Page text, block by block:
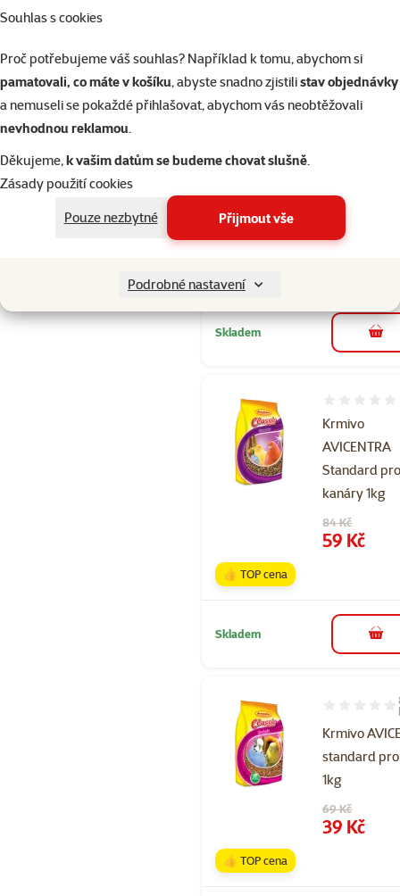
Souhlas s cookies
Proč potřebujeme váš souhlas? Například k tomu, abychom si
pamatovali, co máte v košíku, abyste snadno zjistilistav objednávky
a nemuseli se pokaždé přihlašovat, abychom vás neobtěžovali
nevhodnou reklamou.
Děkujeme,k vašim datům se budeme chovat slušně.
Zásady použití cookies
Pouze nezbytné
Přijmout vše
Podrobné nastavení
kanáry 500g
Cena
59 Kč
Skladem do
Krmivo
AVICENTRA
Standard
kanáry 1kg
Původní cena
84 Kč
Cena
59 Kč
👍 TOP cena
Skladem do
Krmivo
standard
1kg
Hodnocení
Původní cena
69 Kč
Cena
39 Kč
👍 TOP cena